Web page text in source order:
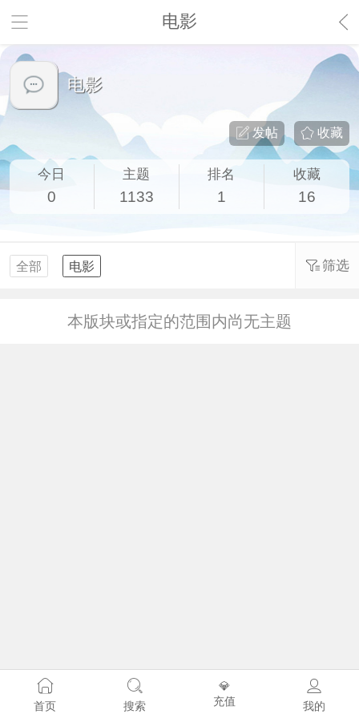
电影
电影
收藏
发帖
今日
0
主题
1133
排名
1
收藏
16
全部 电影 筛选
本版块或指定的范围内尚无主题
首页 搜索
💎
充值
我的